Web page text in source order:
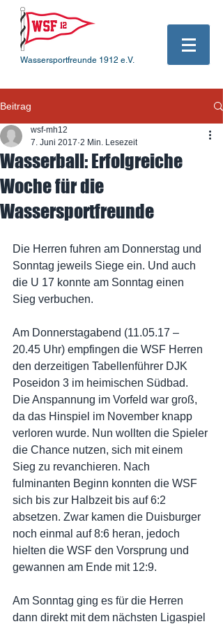
Wassersportfreunde 1912 e.V.
Beitrag
Wasserball: Erfolgreiche
Woche für die
Wassersportfreunde
wsf-mh12
7. Juni 2017 2 Min. Lesezeit
Die Herren fuhren am Donnerstag und
Sonntag jeweils Siege ein. Und auch
die U 17 konnte am Sonntag einen
Sieg verbuchen.
Am Donnerstagabend (11.05.17 –
20.45 Uhr) empfingen die WSF Herren
den derzeitigen Tabellenführer DJK
Poseidon 3 im heimischen Südbad.
Die Anspannung im Vorfeld war groß,
da das Hinspiel im November knapp
verloren wurde. Nun wollten die Spieler
die Chance nutzen, sich mit einem
Sieg zu revanchieren. Nach
fulminanten Beginn konnten die WSF
sich bis zur Halbzeit bis auf 6:2
absetzen. Zwar kamen die Duisburger
noch einmal auf 8:6 heran, jedoch
hielten die WSF den Vorsprung und
gewannen am Ende mit 12:9.
Am Sonntag ging es für die Herren
dann direkt mit dem nächsten Ligaspiel